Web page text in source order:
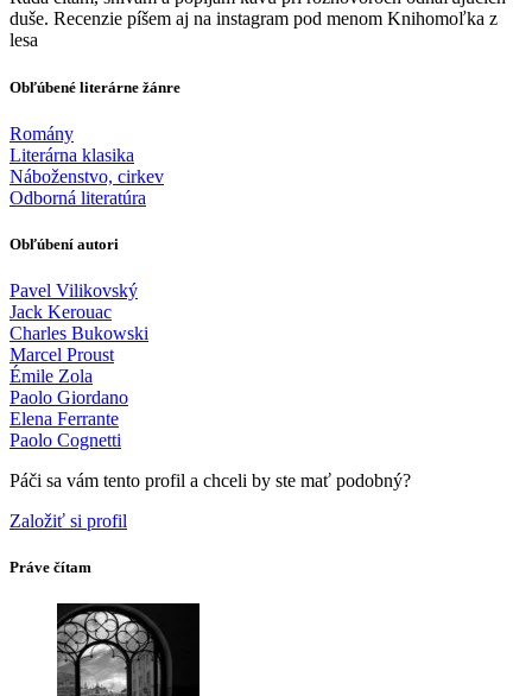
duše. Recenzie píšem aj na instagram pod menom Knihomoľka z
lesa
Obľúbené literárne žánre
Romány
Literárna klasika
Náboženstvo, cirkev
Odborná literatúra
Obľúbení autori
Pavel Vilikovský
Jack Kerouac
Charles Bukowski
Marcel Proust
Émile Zola
Paolo Giordano
Elena Ferrante
Paolo Cognetti
Páči sa vám tento profil a chceli by ste mať podobný?
Založiť si profil
Práve čítam